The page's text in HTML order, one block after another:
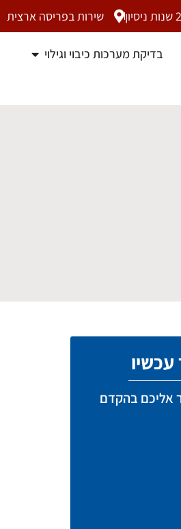
שירות בפריסה ארצית
בדיקת מערכות כיבוי וגילוי
אליכם בהקדם